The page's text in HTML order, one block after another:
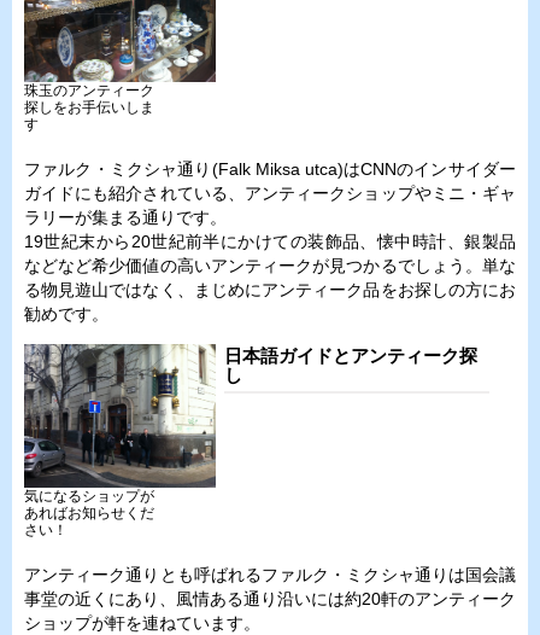
珠玉のアンティーク
探しをお手伝いしま
す
ファルク・ミクシャ通り(Falk Miksa utca)はCNNのインサイダー
ガイドにも紹介されている、アンティークショップやミニ・ギャ
ラリーが集まる通りです。
19世紀末から20世紀前半にかけての装飾品、懐中時計、銀製品
などなど希少価値の高いアンティークが見つかるでしょう。単な
る物見遊山ではなく、まじめにアンティーク品をお探しの方にお
勧めです。
日本語ガイドとアンティーク探
し
気になるショップが
あればお知らせくだ
さい！
アンティーク通りとも呼ばれるファルク・ミクシャ通りは国会議
事堂の近くにあり、風情ある通り沿いには約20軒のアンティーク
ショップが軒を連ねています。